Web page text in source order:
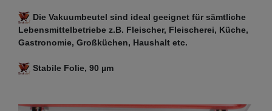
Die Vakuumbeutel sind ideal geeignet für sämtliche
Lebensmittelbetriebe z.B. Fleischer, Fleischerei, Küche,
Gastronomie, Großküchen, Haushalt etc.
Stabile Folie, 90 µm